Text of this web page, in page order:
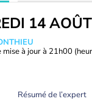
14 AOÛT
mise à jour à 21h00
Résumé de l’expert